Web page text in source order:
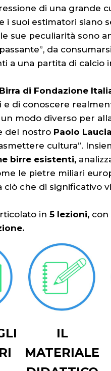
di una grande
i suoi estimatori siano
sue peculiarità sono
da
a una partita di calcio
di Fondazione
e di conoscere
modo diverso per
del nostro Paolo
cultura”.
birre esistenti,
le pietre miliari
ciò che di significativo
in 5 lezioni, con
IL
MATERIALE